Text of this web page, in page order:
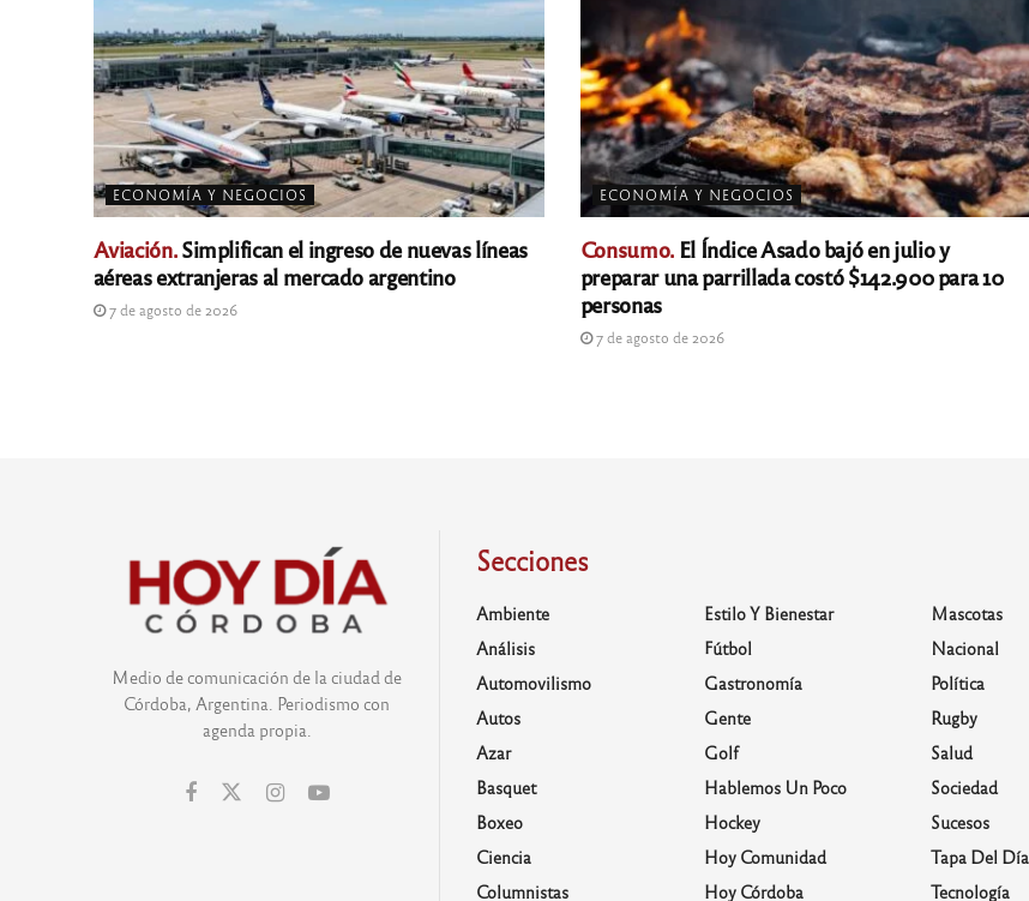
ECONOMÍA Y NEGOCIOS
Aviación.Simplifican el ingreso de nuevas líneas
aéreas extranjeras al mercado argentino
7 de agosto de 2026
ECONOMÍA Y NEGOCIOS
Consumo.El Índice Asado bajó en julio y
preparar una parrillada costó $142.900 para 10
personas
7 de agosto de 2026
Medio de comunicación de la ciudad de
Córdoba, Argentina. Periodismo con
agenda propia.
Secciones
Ambiente
Análisis
Automovilismo
Autos
Azar
Basquet
Boxeo
Ciencia
Columnistas
Estilo Y Bienestar
Fútbol
Gastronomía
Gente
Golf
Hablemos Un Poco
Hockey
Hoy Comunidad
Hoy Córdoba
Mascotas
Nacional
Política
Rugby
Salud
Sociedad
Sucesos
Tapa Del Día
Tecnología